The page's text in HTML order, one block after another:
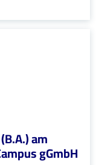
am
gGmbH